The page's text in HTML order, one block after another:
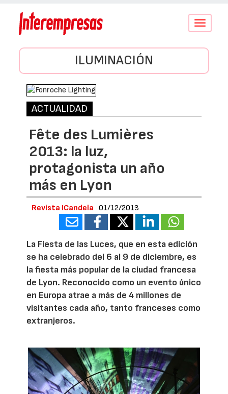
Conmutar
ILUMINACIÓN
ACTUALIDAD
Fête des Lumières
2013: la luz,
protagonista un año
más en Lyon
Revista ICandela 01/12/2013
La Fiesta de las Luces, que en esta edición
se ha celebrado del 6 al 9 de diciembre, es
la fiesta más popular de la ciudad francesa
de Lyon. Reconocido como un evento único
en Europa atrae a más de 4 millones de
visitantes cada año, tanto franceses como
extranjeros.